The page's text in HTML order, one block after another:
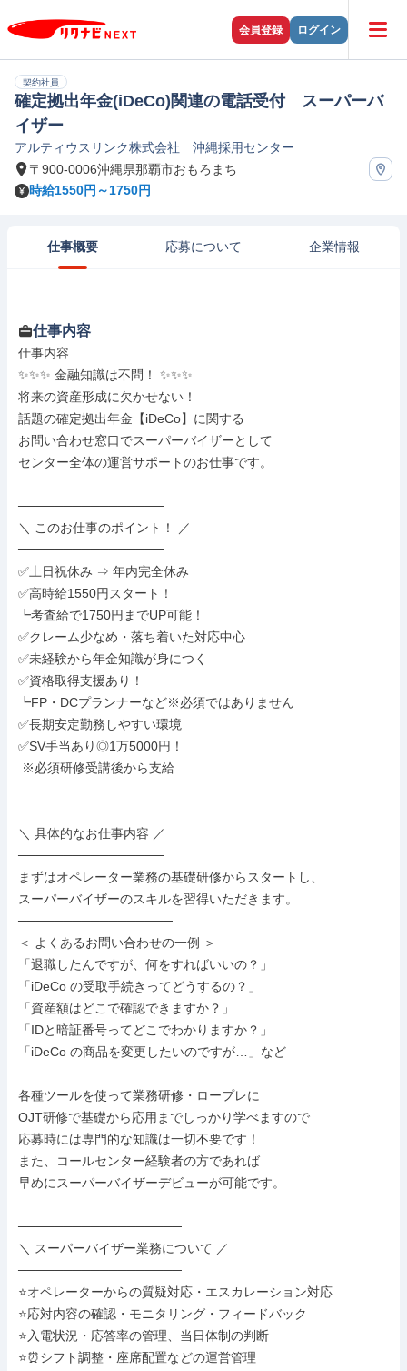
会員登録 ログイン
契約社員
確定拠出年金(iDeCo)関連の電話受付 スーパーバ
イザー
アルティウスリンク株式会社 沖縄採用センター
〒900-0006沖縄県那覇市おもろまち
時給1550円～1750円
仕事概要 応募について 企業情報
仕事内容
仕事内容
✨✨✨ 金融知識は不問！ ✨✨✨
将来の資産形成に欠かせない！
話題の確定拠出年金【iDeCo】に関する
お問い合わせ窓口でスーパーバイザーとして
センター全体の運営サポートのお仕事です。
────────────────
＼ このお仕事のポイント！ ／
────────────────
✅土日祝休み ⇒ 年内完全休み
✅高時給1550円スタート！
┗考査給で1750円までUP可能！
✅クレーム少なめ・落ち着いた対応中心
✅未経験から年金知識が身につく
✅資格取得支援あり！
┗FP・DCプランナーなど※必須ではありません
✅長期安定勤務しやすい環境
✅SV手当あり◎1万5000円！
────────────────
＼ 具体的なお仕事内容 ／
────────────────
まずはオペレーター業務の基礎研修からスタートし、
スーパーバイザーのスキルを習得いただきます。
─────────────────
＜ よくあるお問い合わせの一例 ＞
「退職したんですが、何をすればいいの？」
「iDeCo の受取手続きってどうするの？」
「資産額はどこで確認できますか？」
「IDと暗証番号ってどこでわかりますか？」
「iDeCo の商品を変更したいのですが…」など
─────────────────
各種ツールを使って業務研修・ロープレに
OJT研修で基礎から応用までしっかり学べますので
応募時には専門的な知識は一切不要です！
また、コールセンター経験者の方であれば
早めにスーパーバイザーデビューが可能です。
──────────────────
＼ スーパーバイザー業務について ／
──────────────────
⭐オペレーターからの質疑対応・エスカレーション対応
⭐応対内容の確認・モニタリング・フィードバック
⭐入電状況・応答率の管理、当日体制の判断
⭐⏰シフト調整・座席配置などの運営管理